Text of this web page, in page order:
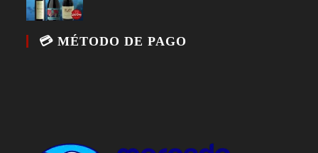
💳 MÉTODO DE PAGO